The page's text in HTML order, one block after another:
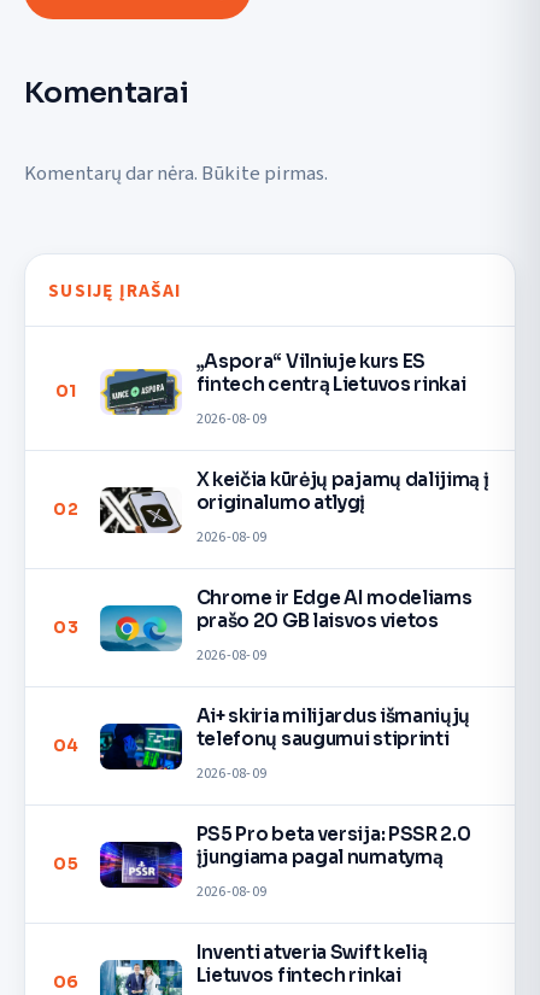
Komentarai
Komentarų dar nėra. Būkite pirmas.
SUSIJĘ ĮRAŠAI
01
„Aspora“ Vilniuje kurs ES
fintech centrą Lietuvos rinkai
2026-08-09
02
X keičia kūrėjų pajamų dalijimą į
originalumo atlygį
2026-08-09
03
Chrome ir Edge AI modeliams
prašo 20 GB laisvos vietos
2026-08-09
04
Ai+ skiria milijardus išmaniųjų
telefonų saugumui stiprinti
2026-08-09
05
PS5 Pro beta versija: PSSR 2.0
įjungiama pagal numatymą
2026-08-09
06
Inventi atveria Swift kelią
Lietuvos fintech rinkai